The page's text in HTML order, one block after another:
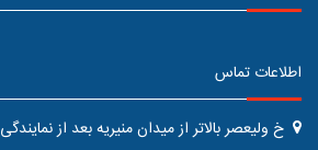
اطلاعات تماس
خ ولیعصر بالاتر از میدان منیریه بعد از نمایندگی